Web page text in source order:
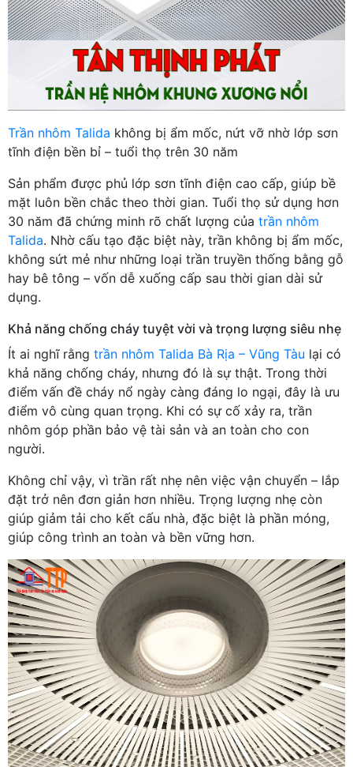
Trần nhôm Talida không bị ẩm mốc, nứt vỡ nhờ lớp sơn
tĩnh điện bền bỉ – tuổi thọ trên 30 năm
Sản phẩm được phủ lớp sơn tĩnh điện cao cấp, giúp bề
mặt luôn bền chắc theo thời gian. Tuổi thọ sử dụng hơn
30 năm đã chứng minh rõ chất lượng của trần nhôm
Talida. Nhờ cấu tạo đặc biệt này, trần không bị ẩm mốc,
không sứt mẻ như những loại trần truyền thống bằng gỗ
hay bê tông – vốn dễ xuống cấp sau thời gian dài sử
dụng.
Khả năng chống cháy tuyệt vời và trọng lượng siêu nhẹ
Ít ai nghĩ rằng trần nhôm Talida Bà Rịa – Vũng Tàu lại có
khả năng chống cháy, nhưng đó là sự thật. Trong thời
điểm vấn đề cháy nổ ngày càng đáng lo ngại, đây là ưu
điểm vô cùng quan trọng. Khi có sự cố xảy ra, trần
nhôm góp phần bảo vệ tài sản và an toàn cho con
người.
Không chỉ vậy, vì trần rất nhẹ nên việc vận chuyển – lắp
đặt trở nên đơn giản hơn nhiều. Trọng lượng nhẹ còn
giúp giảm tải cho kết cấu nhà, đặc biệt là phần móng,
giúp công trình an toàn và bền vững hơn.